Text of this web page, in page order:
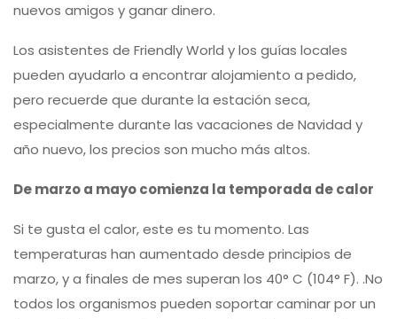
nuevos amigos y ganar dinero.
Los asistentes de Friendly World y los guías locales
pueden ayudarlo a encontrar alojamiento a pedido,
pero recuerde que durante la estación seca,
especialmente durante las vacaciones de Navidad y
año nuevo, los precios son mucho más altos.
De marzo a mayo comienza la temporada de calor
Si te gusta el calor, este es tu momento. Las
temperaturas han aumentado desde principios de
marzo, y a finales de mes superan los 40° C (104° F). .No
todos los organismos pueden soportar caminar por un